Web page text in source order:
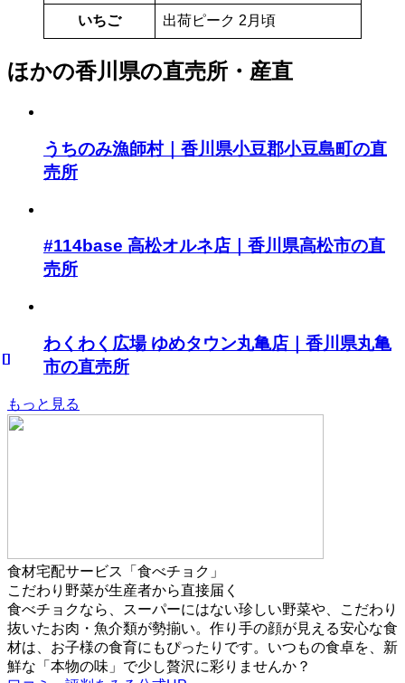
いちご 出荷ピーク 2月頃
ほかの香川県の直売所・産直
うちのみ漁師村｜香川県小豆郡小豆島町の直
売所
#114base 高松オルネ店｜香川県高松市の直
売所
わくわく広場 ゆめタウン丸亀店｜香川県丸亀
市の直売所
もっと見る
食材宅配サービス「食べチョク」
こだわり野菜が生産者から直接届く
食べチョクなら、スーパーにはない珍しい野菜や、こだわり
抜いたお肉・魚介類が勢揃い。作り手の顔が見える安心な食
材は、お子様の食育にもぴったりです。いつもの食卓を、新
鮮な「本物の味」で少し贅沢に彩りませんか？